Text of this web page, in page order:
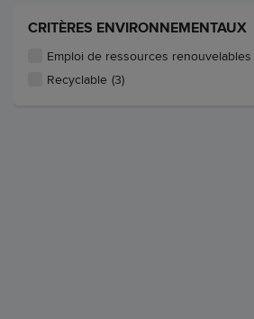
CRITÈRES ENVIRONNEMENTAUX
Emploi de ressources renouvelables
Recyclable (3)